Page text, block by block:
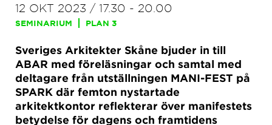
12 OKT 2023 / 17.30 - 20.00
SEMINARIUM PLAN 3
Sveriges Arkitekter Skåne bjuder in till
ABAR med föreläsningar och samtal med
deltagare från utställningen MANI-FEST på
SPARK där femton nystartade
arkitektkontor reflekterar över manifestets
betydelse för dagens och framtidens